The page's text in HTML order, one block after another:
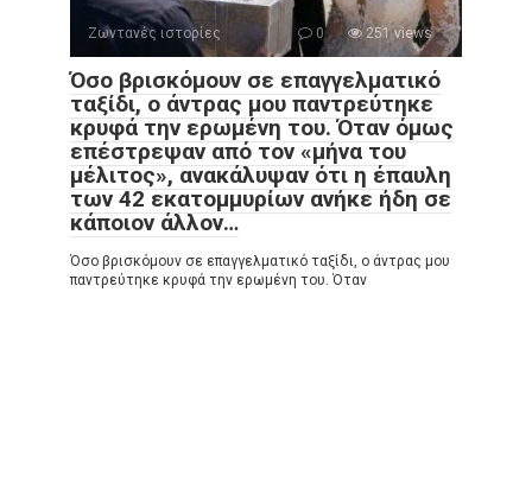
Ζωντανές ιστορίες 0 251 views
Όσο βρισκόμουν σε επαγγελματικό
ταξίδι, ο άντρας μου παντρεύτηκε
κρυφά την ερωμένη του. Όταν όμως
επέστρεψαν από τον «μήνα του
μέλιτος», ανακάλυψαν ότι η έπαυλη
των 42 εκατομμυρίων ανήκε ήδη σε
κάποιον άλλον…
Όσο βρισκόμουν σε επαγγελματικό ταξίδι, ο άντρας μου
παντρεύτηκε κρυφά την ερωμένη του. Όταν